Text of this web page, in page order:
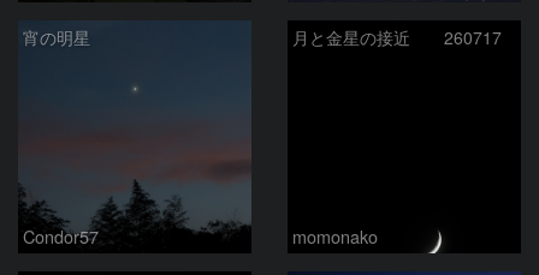
宵の明星
Condor57
月と金星の接近 260717
momonako